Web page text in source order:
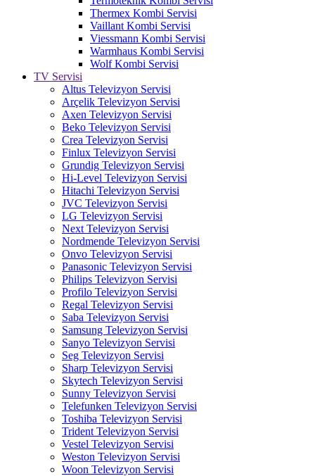
Thermex Kombi Servisi
Vaillant Kombi Servisi
Viessmann Kombi Servisi
Warmhaus Kombi Servisi
Wolf Kombi Servisi
TV Servisi
Altus Televizyon Servisi
Arçelik Televizyon Servisi
Axen Televizyon Servisi
Beko Televizyon Servisi
Crea Televizyon Servisi
Finlux Televizyon Servisi
Grundig Televizyon Servisi
Hi-Level Televizyon Servisi
Hitachi Televizyon Servisi
JVC Televizyon Servisi
LG Televizyon Servisi
Next Televizyon Servisi
Nordmende Televizyon Servisi
Onvo Televizyon Servisi
Panasonic Televizyon Servisi
Philips Televizyon Servisi
Profilo Televizyon Servisi
Regal Televizyon Servisi
Saba Televizyon Servisi
Samsung Televizyon Servisi
Sanyo Televizyon Servisi
Seg Televizyon Servisi
Sharp Televizyon Servisi
Skytech Televizyon Servisi
Sunny Televizyon Servisi
Telefunken Televizyon Servisi
Toshiba Televizyon Servisi
Trident Televizyon Servisi
Vestel Televizyon Servisi
Weston Televizyon Servisi
Woon Televizyon Servisi